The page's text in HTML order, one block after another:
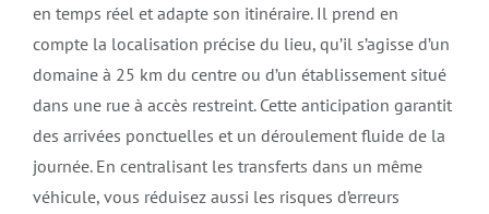
en temps réel et adapte son itinéraire. Il prend en
compte la localisation précise du lieu, qu’il s’agisse d’un
domaine à 25 km du centre ou d’un établissement situé
dans une rue à accès restreint. Cette anticipation garantit
des arrivées ponctuelles et un déroulement fluide de la
journée. En centralisant les transferts dans un même
véhicule, vous réduisez aussi les risques d’erreurs